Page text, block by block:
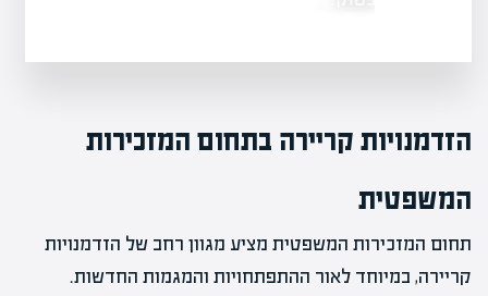
הזדמנויות קריירה בתחום המזכירות
המשפטית
תחום המזכירות המשפטית מציע מגוון רחב של הזדמנויות
קריירה, במיוחד לאור ההתפתחויות והמגמות החדשות.